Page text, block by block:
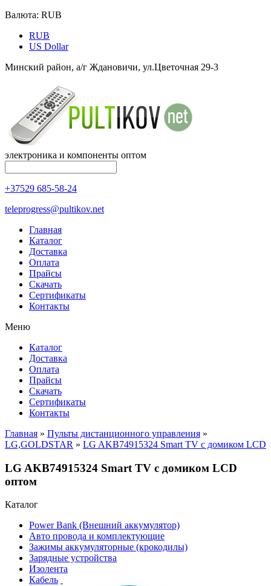
Валюта: RUB
RUB
US Dollar
Минский район, а/г Ждановичи, ул.Цветочная 29-3
электроника и компоненты оптом
+37529 685-58-24
teleprogress@pultikov.net
Главная
Каталог
Доставка
Оплата
Прайсы
Cкачать
Сертификаты
Контакты
Меню
Каталог
Доставка
Оплата
Прайсы
Cкачать
Сертификаты
Контакты
Главная » Пульты дистанционного управления »
LG,GOLDSTAR » LG AKB74915324 Smart TV с домиком LCD
LG AKB74915324 Smart TV с домиком LCD
оптом
Каталог
Power Bank (Внешний аккумулятор)
Авто провода и комплектующие
Зажимы аккумуляторные (крокодилы)
Зарядные устройства
Изолента
Кабель